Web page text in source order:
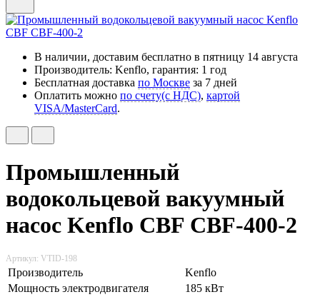
В наличии, доставим бесплатно в пятницу 14 августа
Производитель: Kenflo, гарантия: 1 год
Бесплатная доставка по Москве за 7 дней
Оплатить можно по счету(с НДС), картой
VISA/MasterCard.
Промышленный
водокольцевой вакуумный
насос Kenflo CBF CBF-400-2
Артикул: VTID-198
Производитель
Kenflo
Мощность электродвигателя
185 кВт